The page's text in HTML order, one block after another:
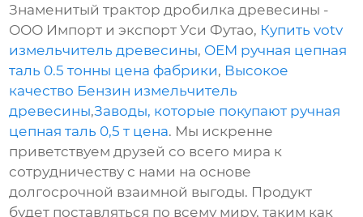
Знаменитый трактор дробилка древесины -
ООО Импорт и экспорт Уси Футао, Купить votv
измельчитель древесины, OEM ручная цепная
таль 0.5 тонны цена фабрики, Высокое
качество Бензин измельчитель
древесины,Заводы, которые покупают ручная
цепная таль 0,5 т цена. Мы искренне
приветствуем друзей со всего мира к
сотрудничеству с нами на основе
долгосрочной взаимной выгоды. Продукт
будет поставляться по всему миру, таким как